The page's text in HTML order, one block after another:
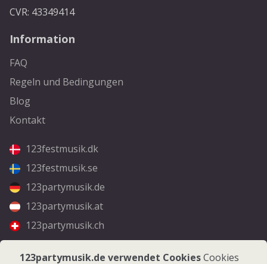
CVR: 43349414
Information
FAQ
Regeln und Bedingungen
Blog
Kontakt
123festmusik.dk
123festmusik.se
123partymusik.de
123partymusik.at
123partymusik.ch
Folgen Sie uns
123partymusik.de verwendet CookiesCookies